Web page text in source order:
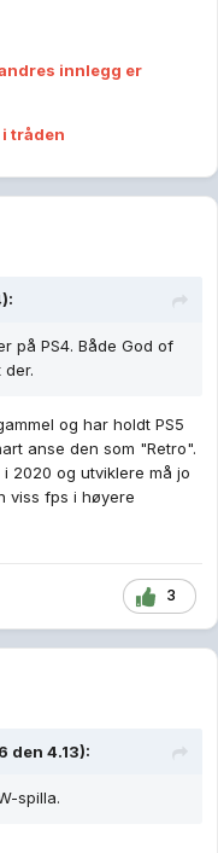
innlegg er
tråden
på PS4. Både God of
der.
og har holdt PS5
anse den som "Retro".
2020 og utviklere må jo
viss fps i høyere
3
den 4.13):
spilla.